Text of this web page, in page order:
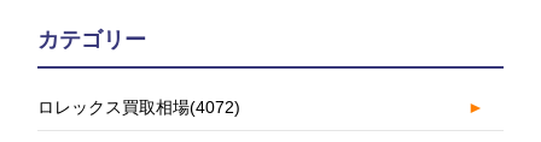
カテゴリー
ロレックス買取相場(4072) ►